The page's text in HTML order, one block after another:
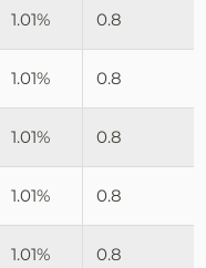
1.01% 0.8
1.01% 0.8
1.01% 0.8
1.01% 0.8
1.01% 0.8